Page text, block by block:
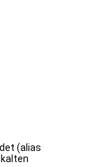
(alias